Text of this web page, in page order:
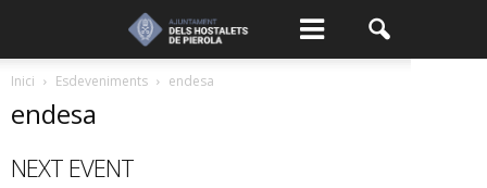
Inici Esdeveniments endesa
endesa
NEXT EVENT